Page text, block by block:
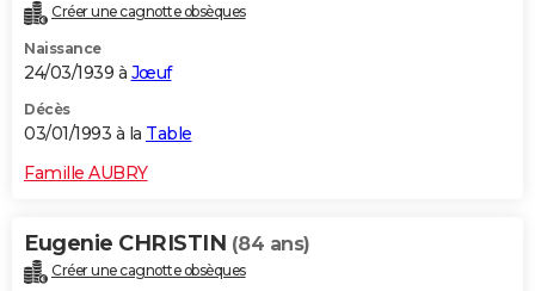
Créer une cagnotte obsèques
Naissance
24/03/1939 à Jœuf
Décès
03/01/1993 à la Table
Famille AUBRY
Eugenie CHRISTIN (84 ans)
Créer une cagnotte obsèques